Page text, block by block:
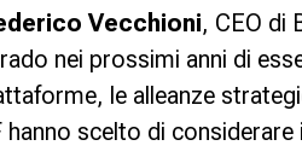
Vecchioni, CEO di
nei prossimi anni di
le alleanze
hanno scelto di